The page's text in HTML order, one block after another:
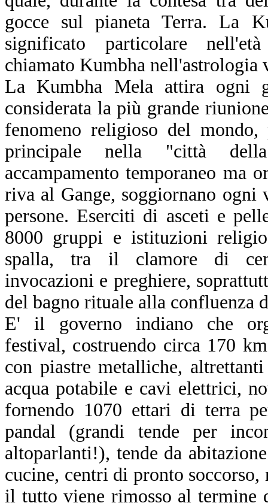
gocce sul pianeta Terra. La
significato particolare
chiamato Kumbha nell'astrologia
La Kumbha Mela attira ogni
considerata la più grande
fenomeno religioso del
principale nella "città
accampamento temporaneo ma
riva al Gange, soggiornano
persone. Eserciti di asceti e
8000 gruppi e istituzioni
spalla, tra il clamore di
invocazioni e preghiere,
del bagno rituale alla confluenza
E' il governo indiano che
festival, costruendo circa 170
con piastre metalliche,
acqua potabile e cavi elettrici,
fornendo 1070 ettari di terra
pandal (grandi tende per
altoparlanti!), tende da
cucine, centri di pronto
il tutto viene rimosso al termine